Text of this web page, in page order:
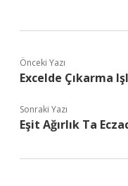
Önceki Yazı
Excelde Çıkarma
Sonraki Yazı
Eşit Ağırlık Ta